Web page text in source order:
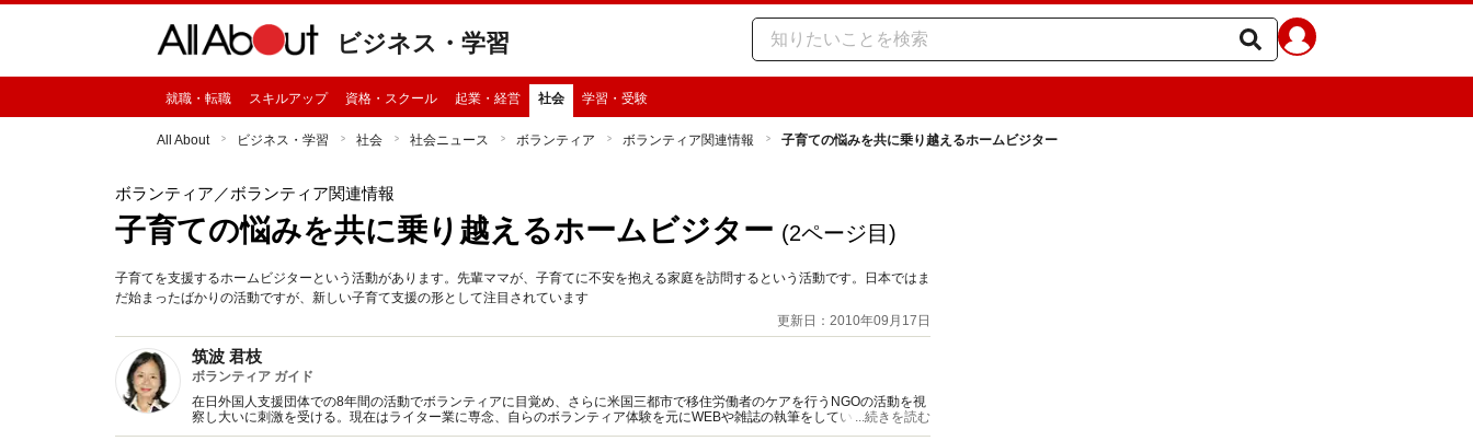
ビジネス・学習
就職・転職 スキルアップ 資格・スクール 起業・経営 社会 学習・受験
All About ビジネス・学習 社会 社会ニュース ボランティア ボランティア関連情報 子育ての悩みを共に乗り越えるホームビジター
ボランティア ／ボランティア関連情報
子育ての悩みを共に乗り越えるホームビジター (2ページ目)
子育てを支援するホームビジターという活動があります。先輩ママが、子育てに不安を抱える家庭を訪問するという活動です。日本ではま
だ始まったばかりの活動ですが、新しい子育て支援の形として注目されています
更新日：2010年09月17日
筑波 君枝
ボランティア ガイド
在日外国人支援団体での8年間の活動でボランティアに目覚め、さらに米国三都市で移住労働者のケアを行うNGOの活動を視
察し大いに刺激を受ける。現在はライター業に専念、自らのボランティア体験を元にWEBや雑誌の執筆をしています。『こ
んな募金箱に寄付してはいけない』青春出版社など著書多数。
...続きを読む